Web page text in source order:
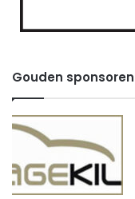
Gouden sponsoren